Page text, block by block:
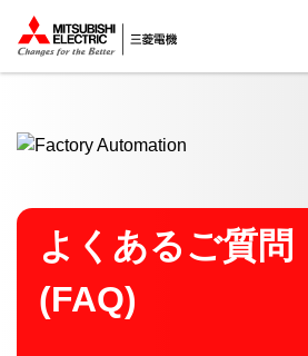
ここから本文
よくあるご質問
(FAQ)